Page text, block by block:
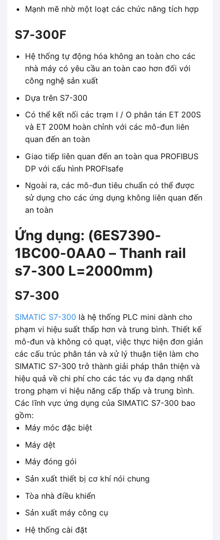
Mạnh mẽ nhờ một loạt các chức năng tích hợp
S7-300F
Hệ thống tự động hóa không an toàn cho các
nhà máy có yêu cầu an toàn cao hơn đối với
công nghệ sản xuất
Dựa trên S7-300
Có thể kết nối các trạm I / O phân tán ET 200S
và ET 200M hoàn chỉnh với các mô-đun liên
quan đến an toàn
Giao tiếp liên quan đến an toàn qua PROFIBUS
DP với cấu hình PROFIsafe
Ngoài ra, các mô-đun tiêu chuẩn có thể được
sử dụng cho các ứng dụng không liên quan đến
an toàn
Ứng dụng: (6ES7390-
1BC00-0AA0 – Thanh rail
s7-300 L=2000mm)
S7-300
SIMATIC S7-300 là hệ thống PLC mini dành cho
phạm vi hiệu suất thấp hơn và trung bình. Thiết kế
mô-đun và không có quạt, việc thực hiện đơn giản
các cấu trúc phân tán và xử lý thuận tiện làm cho
SIMATIC S7-300 trở thành giải pháp thân thiện và
hiệu quả về chi phí cho các tác vụ đa dạng nhất
trong phạm vi hiệu năng cấp thấp và trung bình.
Các lĩnh vực ứng dụng của SIMATIC S7-300 bao
gồm:
Máy móc đặc biệt
Máy dệt
Máy đóng gói
Sản xuất thiết bị cơ khí nói chung
Tòa nhà điều khiển
Sản xuất máy công cụ
Hệ thống cài đặt